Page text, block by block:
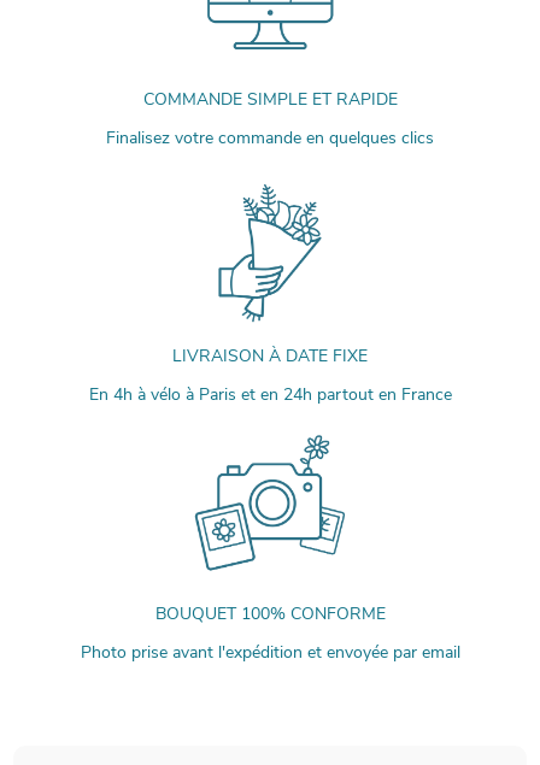
COMMANDE SIMPLE ET RAPIDE
Finalisez votre commande en quelques clics
LIVRAISON À DATE FIXE
En 4h à vélo à Paris et en 24h partout en France
BOUQUET 100% CONFORME
Photo prise avant l'expédition et envoyée par email